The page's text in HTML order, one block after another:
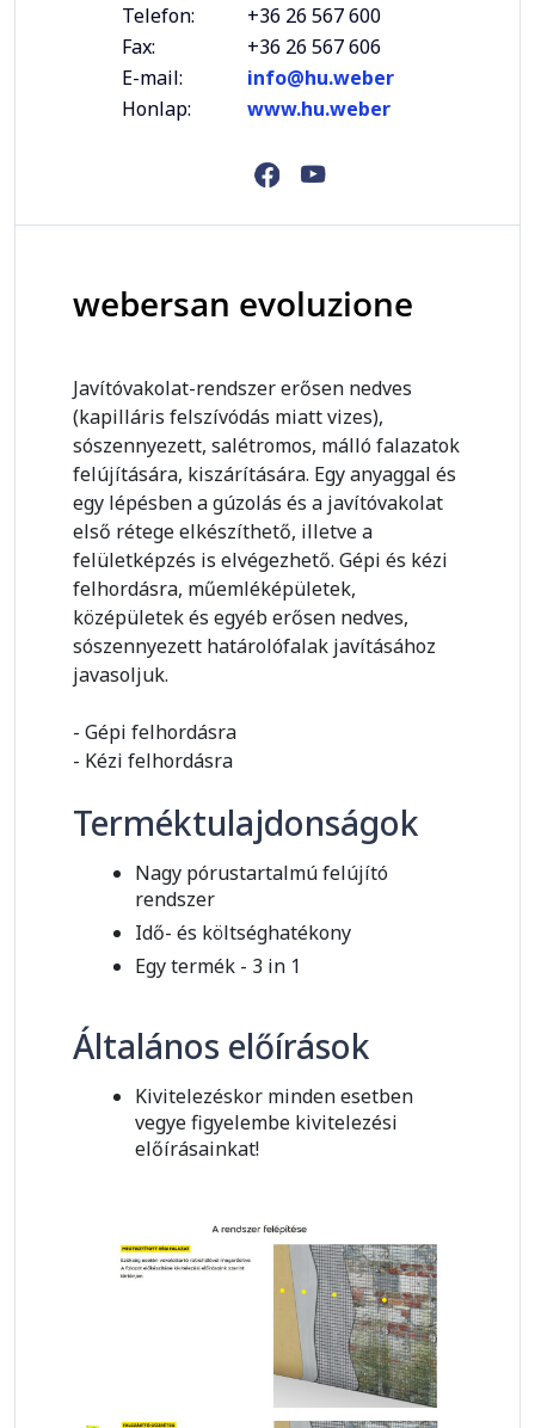
Telefon:
+36 26 567 600
Fax:
+36 26 567 606
E-mail:
info@hu.weber
Honlap:
www.hu.weber
webersan evoluzione
Javítóvakolat-rendszer erősen nedves
(kapilláris felszívódás miatt vizes),
sószennyezett, salétromos, málló falazatok
felújítására, kiszárítására. Egy anyaggal és
egy lépésben a gúzolás és a javítóvakolat
első rétege elkészíthető, illetve a
felületképzés is elvégezhető. Gépi és kézi
felhordásra, műemléképületek,
középületek és egyéb erősen nedves,
sószennyezett határolófalak javításához
javasoljuk.
- Gépi felhordásra
- Kézi felhordásra
Terméktulajdonságok
Nagy pórustartalmú felújító
rendszer
Idő- és költséghatékony
Egy termék - 3 in 1
Általános előírások
Kivitelezéskor minden esetben
vegye figyelembe kivitelezési
előírásainkat!